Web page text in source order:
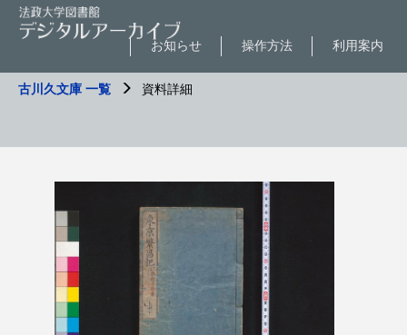
利用案内
操作方法
お知らせ
古川久文庫 一覧 資料詳細